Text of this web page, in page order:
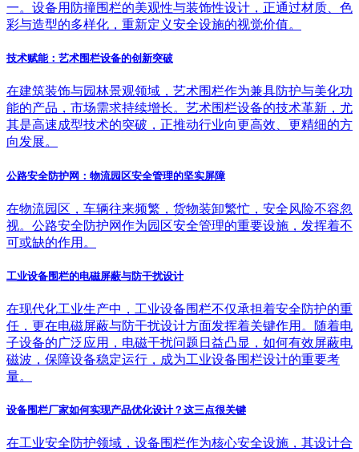
一。设备用防撞围栏的美观性与装饰性设计，正通过材质、色
彩与造型的多样化，重新定义安全设施的视觉价值。
技术赋能：艺术围栏设备的创新突破
在建筑装饰与园林景观领域，艺术围栏作为兼具防护与美化功
能的产品，市场需求持续增长。艺术围栏设备的技术革新，尤
其是高速成型技术的突破，正推动行业向更高效、更精细的方
向发展。
公路安全防护网：物流园区安全管理的坚实屏障
在物流园区，车辆往来频繁，货物装卸繁忙，安全风险不容忽
视。公路安全防护网作为园区安全管理的重要设施，发挥着不
可或缺的作用。
工业设备围栏的电磁屏蔽与防干扰设计
在现代化工业生产中，工业设备围栏不仅承担着安全防护的重
任，更在电磁屏蔽与防干扰设计方面发挥着关键作用。随着电
子设备的广泛应用，电磁干扰问题日益凸显，如何有效屏蔽电
磁波，保障设备稳定运行，成为工业设备围栏设计的重要考
量。
设备围栏厂家如何实现产品优化设计？这三点很关键
在工业安全防护领域，设备围栏作为核心安全设施，其设计合